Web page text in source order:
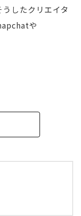
したクリエイタ
や